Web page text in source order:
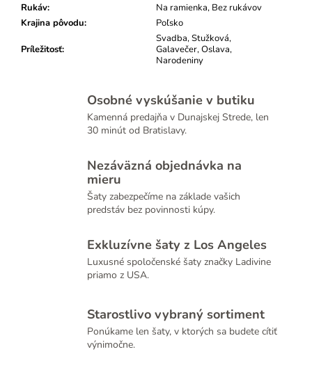
Rukáv:
Na ramienka, Bez rukávov
Krajina pôvodu: Poľsko
Príležitosť:
Svadba, Stužková,
Galavečer, Oslava,
Narodeniny
Osobné vyskúšanie v butiku
Kamenná predajňa v Dunajskej Strede, len
30 minút od Bratislavy.
Nezáväzná objednávka na
mieru
Šaty zabezpečíme na základe vašich
predstáv bez povinnosti kúpy.
Exkluzívne šaty z Los Angeles
Luxusné spoločenské šaty značky Ladivine
priamo z USA.
Starostlivo vybraný sortiment
Ponúkame len šaty, v ktorých sa budete cítiť
výnimočne.